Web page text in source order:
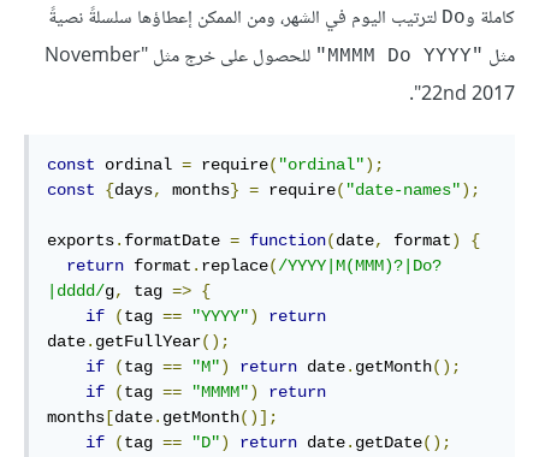
كاملة وDo لترتيب اليوم في الشهر، ومن الممكن إعطاؤها سلسلةً نصيةً
مثل "MMMM Do YYYY"
للحصول على خرج مثل "November
22nd 2017".
const ordinal = require( "ordinal");
const
{days, months} = require( "date-names");
exports. formatDate = function(date, format)
{
return format . replace(/YYYY|M(MMM)?|Do?
|dddd/g, tag => {
if
(tag == "YYYY")
return
date. getFullYear();
if
(tag == "M") return date. getMonth();
if
(tag == "MMMM")
return
months [date. getMonth()];
if
(tag == "D") return date. getDate();